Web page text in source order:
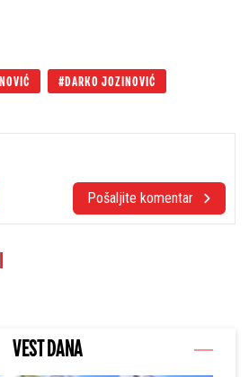
DARKO JOZINOVIĆ
Pošaljite komentar
VEST DANA